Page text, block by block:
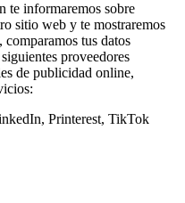
te informaremos sobre
sitio web y te mostraremos
tus datos
proveedores
de publicidad online,
Printerest, TikTok